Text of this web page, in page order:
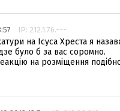
IP: 212.1.76.---
на Ісуса Хреста я
було б за вас соромно.
на розміщення